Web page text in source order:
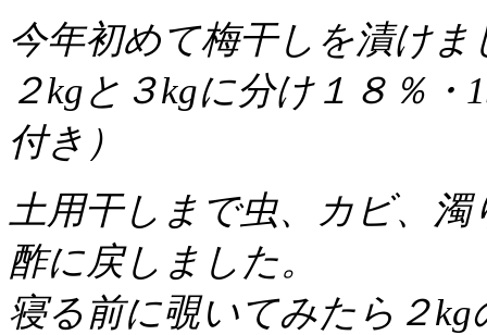
今年初めて梅干しを漬けま
２kgと３kgに分け１８％
付き）
土用干しまで虫、カビ、
酢に戻しました。
寝る前に覗いてみたら２